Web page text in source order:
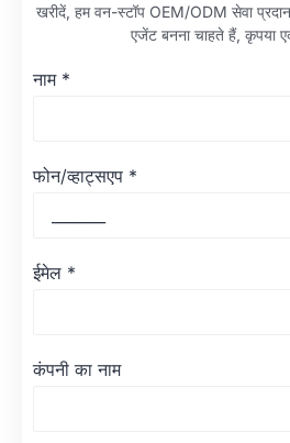
खरीदें, हम वन-स्टॉप OEM/ODM सेवा
एजेंट बनना चाहते हैं, कृपया
नाम *
फोन/व्हाट्सएप *
ईमेल *
कंपनी का नाम